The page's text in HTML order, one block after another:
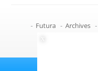
- Futura - Archives -